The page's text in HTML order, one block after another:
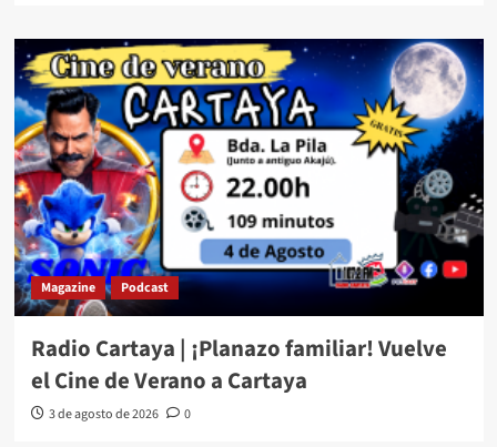
Magazine Podcast
Radio Cartaya | ¡Planazo familiar! Vuelve
el Cine de Verano a Cartaya
3 de agosto de 2026 0